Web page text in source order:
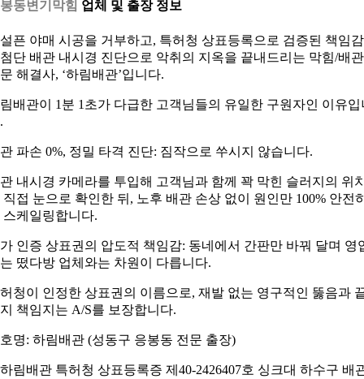
동변기막힘 업체 및 출장 정보
픈 야매 시공을 거부하고, 특허청 상표등록으로 검증된 책임
단 배관 내시경 진단으로 악취의 지옥을 끝내드리는 막힘/배관
해결사, ‘하림배관’입니다.
배관이 1분 1초가 다급한 고객님들의 유일한 구원자인 이유입
파손 0%, 정밀 타격 진단: 짐작으로 쑤시지 않습니다.
내시경 카메라를 투입해 고객님과 함께 꽉 막힌 슬러지의 위
직접 눈으로 확인한 뒤, 노후 배관 손상 없이 원인만 100% 안전
스케일링합니다.
인증 상표권의 압도적 책임감: 동네에서 간판만 바꿔 달며 영
떴다방 업체와는 차원이 다릅니다.
청이 인정한 상표권의 이름으로, 재발 없는 영구적인 뚫음과
책임지는 A/S를 보장합니다.
명: 하림배관 (성동구 응봉동 전문 출장)